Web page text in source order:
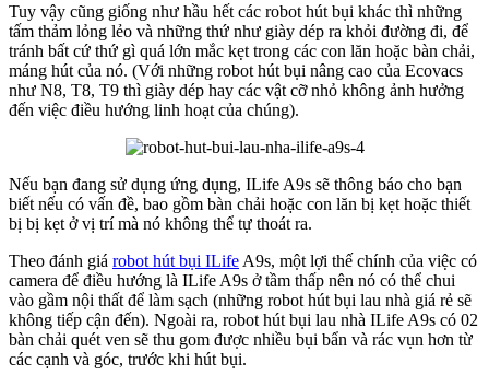
Tuy vậy cũng giống như hầu hết các robot hút bụi khác thì những
tấm thảm lỏng lẻo và những thứ như giày dép ra khỏi đường đi, để
tránh bất cứ thứ gì quá lớn mắc kẹt trong các con lăn hoặc bàn chải,
máng hút của nó. (Với những robot hút bụi nâng cao của Ecovacs
như N8, T8, T9 thì giày dép hay các vật cỡ nhỏ không ảnh hưởng
đến việc điều hướng linh hoạt của chúng).
Nếu bạn đang sử dụng ứng dụng, ILife A9s sẽ thông báo cho bạn
biết nếu có vấn đề, bao gồm bàn chải hoặc con lăn bị kẹt hoặc thiết
bị bị kẹt ở vị trí mà nó không thể tự thoát ra.
Theo đánh giá robot hút bụi ILife A9s, một lợi thế chính của việc có
camera để điều hướng là ILife A9s ở tầm thấp nên nó có thể chui
vào gầm nội thất để làm sạch (những robot hút bụi lau nhà giá rẻ sẽ
không tiếp cận đến). Ngoài ra, robot hút bụi lau nhà ILife A9s có 02
bàn chải quét ven sẽ thu gom được nhiều bụi bẩn và rác vụn hơn từ
các cạnh và góc, trước khi hút bụi.